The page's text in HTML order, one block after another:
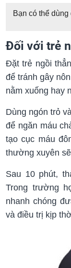
Bạn có thể
Đối với trẻ
Đặt trẻ ngồi
để tránh gây
nằm xuống hay
Dùng ngón trỏ
để ngăn máu
tạo cục máu
thường xuyên
Sau 10 phút,
Trong trường
nhanh chóng
và điều trị kịp